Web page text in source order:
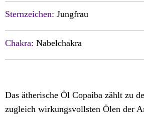
Sternzeichen: Jungfrau
Chakra: Nabelchakra
Das ätherische Öl Copaiba zählt zu
zugleich wirkungsvollsten Ölen der